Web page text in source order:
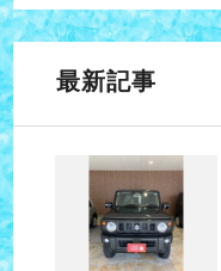
最新記事